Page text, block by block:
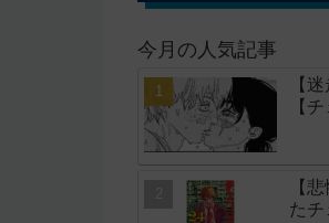
今月の人気記事
【
【
【
た